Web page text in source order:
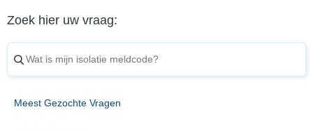
Zoek hier uw vraag:
Meest Gezochte Vragen